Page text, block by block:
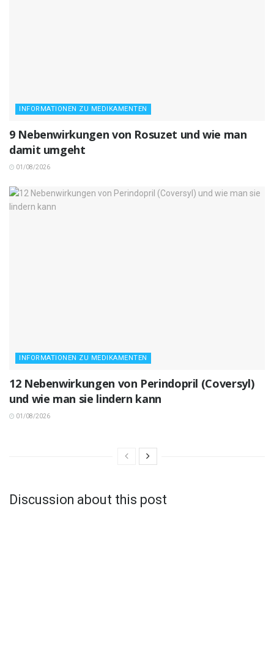
INFORMATIONEN ZU MEDIKAMENTEN
9 Nebenwirkungen von Rosuzet und wie man
damit umgeht
01/08/2026
INFORMATIONEN ZU MEDIKAMENTEN
12 Nebenwirkungen von Perindopril (Coversyl)
und wie man sie lindern kann
01/08/2026
Discussion about this post